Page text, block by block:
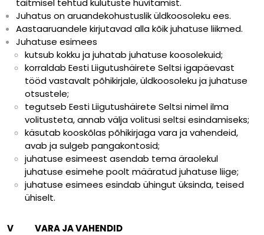
täitmisel tehtud kulutuste hüvitamist.
Juhatus on aruandekohustuslik üldkoosoleku ees.
Aastaaruandele kirjutavad alla kõik juhatuse liikmed.
Juhatuse esimees
kutsub kokku ja juhatab juhatuse koosolekuid;
korraldab Eesti Liigutushäirete Seltsi igapäevast
tööd vastavalt põhikirjale, üldkoosoleku ja juhatuse
otsustele;
tegutseb Eesti Liigutushäirete Seltsi nimel ilma
volitusteta, annab välja volitusi seltsi esindamiseks;
käsutab kooskõlas põhikirjaga vara ja vahendeid,
avab ja sulgeb pangakontosid;
juhatuse esimeest asendab tema äraolekul
juhatuse esimehe poolt määratud juhatuse liige;
juhatuse esimees esindab ühingut üksinda, teised
ühiselt.
V VARA JA VAHENDID